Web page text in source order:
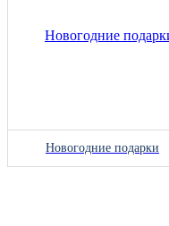
Новогодние подарки